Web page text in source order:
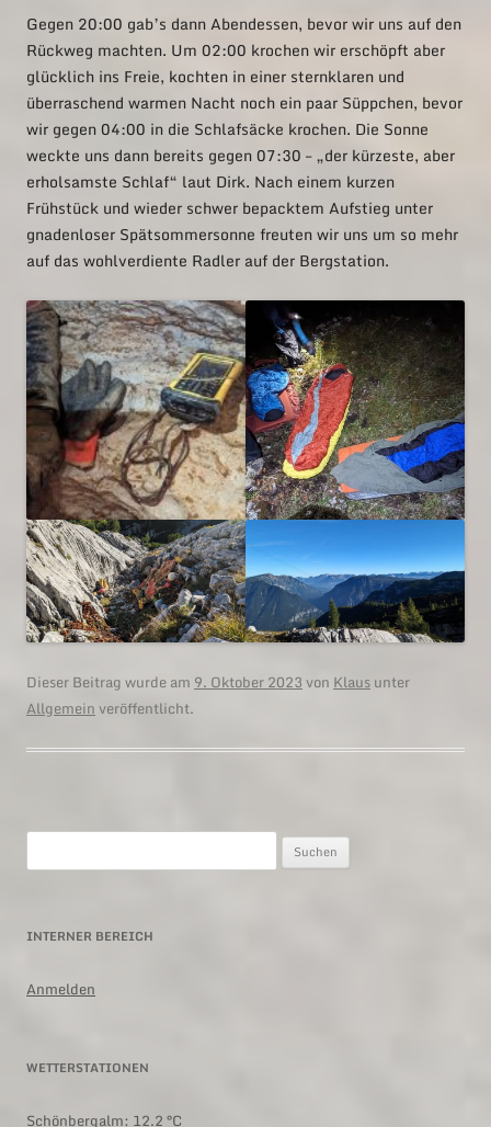
Gegen 20:00 gab’s dann Abendessen, bevor wir uns auf den
Rückweg machten. Um 02:00 krochen wir erschöpft aber
glücklich ins Freie, kochten in einer sternklaren und
überraschend warmen Nacht noch ein paar Süppchen, bevor
wir gegen 04:00 in die Schlafsäcke krochen. Die Sonne
weckte uns dann bereits gegen 07:30 – „der kürzeste, aber
erholsamste Schlaf“ laut Dirk. Nach einem kurzen
Frühstück und wieder schwer bepacktem Aufstieg unter
gnadenloser Spätsommersonne freuten wir uns um so mehr
auf das wohlverdiente Radler auf der Bergstation.
Dieser Beitrag wurde am9. Oktober 2023vonKlausunter
Allgemeinveröffentlicht.
nach:
INTERNER BEREICH
Anmelden
WETTERSTATIONEN
Schönbergalm: 12.2 °C